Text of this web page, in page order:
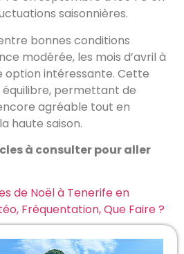
saisonnières.
bonnes conditions
modérée, les mois d’avril à
option intéressante. Cette
permettant de
agréable tout en
haute saison.
à consulter pour aller
de Noël à Tenerife en
Fréquentation, Que Faire ?